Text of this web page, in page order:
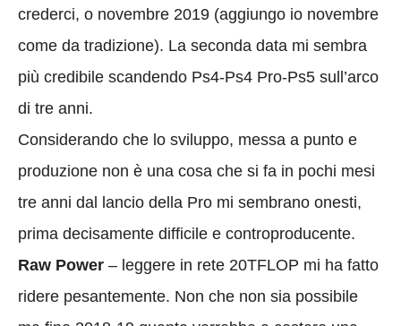
crederci, o novembre 2019 (aggiungo io novembre
come da tradizione). La seconda data mi sembra
più credibile scandendo Ps4-Ps4 Pro-Ps5 sull’arco
di tre anni.
Considerando che lo sviluppo, messa a punto e
produzione non è una cosa che si fa in pochi mesi
tre anni dal lancio della Pro mi sembrano onesti,
prima decisamente difficile e controproducente.
Raw Power – leggere in rete 20TFLOP mi ha fatto
ridere pesantemente. Non che non sia possibile